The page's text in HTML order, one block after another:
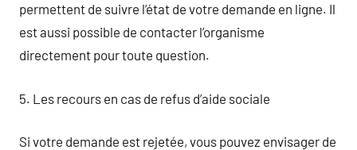
permettent de suivre l’état de votre demande en ligne. Il
est aussi possible de contacter l’organisme
directement pour toute question.
5. Les recours en cas de refus d’aide sociale
Si votre demande est rejetée, vous pouvez envisager de